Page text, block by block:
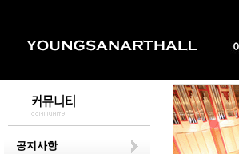
공지사항